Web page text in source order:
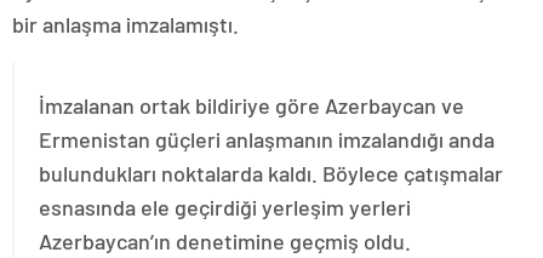
bir anlaşma imzalamıştı.
İmzalanan ortak bildiriye göre Azerbaycan ve
Ermenistan güçleri anlaşmanın imzalandığı anda
bulundukları noktalarda kaldı. Böylece çatışmalar
esnasında ele geçirdiği yerleşim yerleri
Azerbaycan’ın denetimine geçmiş oldu.